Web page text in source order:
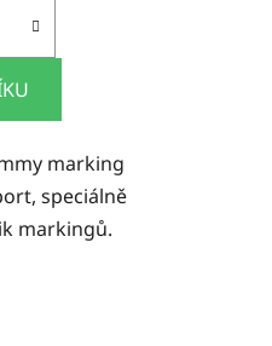
marking
speciálně
markingů.